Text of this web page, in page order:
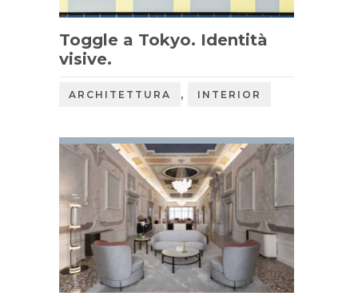
Toggle a Tokyo. Identità
visive.
ARCHITETTURA , INTERIOR